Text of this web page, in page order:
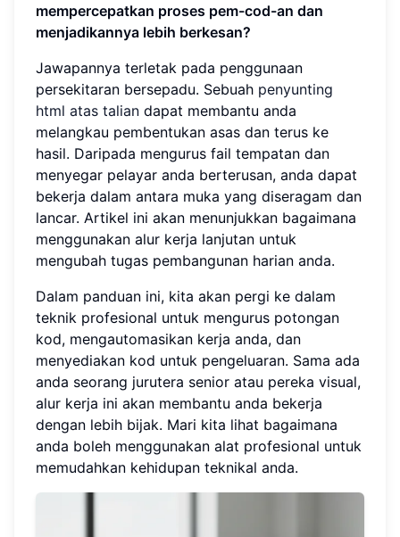
mempercepatkan proses pem-cod-an dan
menjadikannya lebih berkesan?
Jawapannya terletak pada penggunaan
persekitaran bersepadu. Sebuah penyunting
html atas talian dapat membantu anda
melangkau pembentukan asas dan terus ke
hasil. Daripada mengurus fail tempatan dan
menyegar pelayar anda berterusan, anda dapat
bekerja dalam antara muka yang diseragam dan
lancar. Artikel ini akan menunjukkan bagaimana
menggunakan alur kerja lanjutan untuk
mengubah tugas pembangunan harian anda.
Dalam panduan ini, kita akan pergi ke dalam
teknik profesional untuk mengurus potongan
kod, mengautomasikan kerja anda, dan
menyediakan kod untuk pengeluaran. Sama ada
anda seorang jurutera senior atau pereka visual,
alur kerja ini akan membantu anda bekerja
dengan lebih bijak. Mari kita lihat bagaimana
anda boleh menggunakan alat profesional untuk
memudahkan kehidupan teknikal anda.